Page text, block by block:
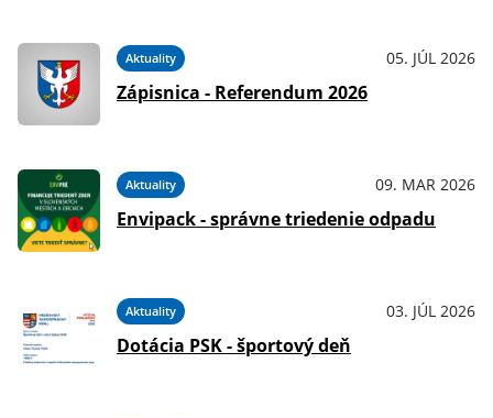
Aktuality 05. JÚL 2026
Zápisnica - Referendum 2026
Aktuality 09. MAR 2026
Envipack - správne triedenie odpadu
Aktuality 03. JÚL 2026
Dotácia PSK - športový deň